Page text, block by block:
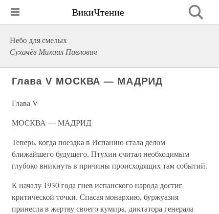
ВикиЧтение
Небо для смелых
Сухачёв Михаил Павлович
Глава V МОСКВА — МАДРИД
Глава V
МОСКВА — МАДРИД
Теперь, когда поездка в Испанию стала делом
ближайшего будущего, Птухин считал необходимым
глубоко вникнуть в причины происходящих там событий.
К началу 1930 года гнев испанского народа достиг
критической точки. Спасая монархию, буржуазия
принесла в жертву своего кумира, диктатора генерала